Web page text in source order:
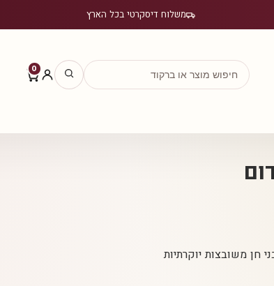
משלוח דיסקרטי בכל הארץ
0
חן משובצות יוקרתיות